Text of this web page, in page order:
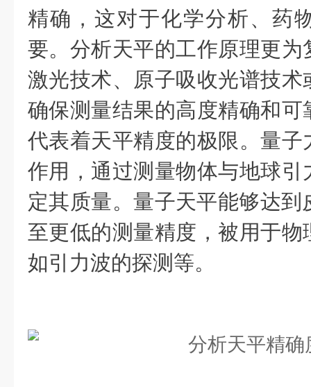
精确，这对于化学分析、药
要。分析天平的工作原理更
激光技术、原子吸收光谱技
确保测量结果的高度精确和
代表着天平精度的极限。量
作用，通过测量物体与地球
定其质量。量子天平能够达
至更低的测量精度，被用于
如引力波的探测等。